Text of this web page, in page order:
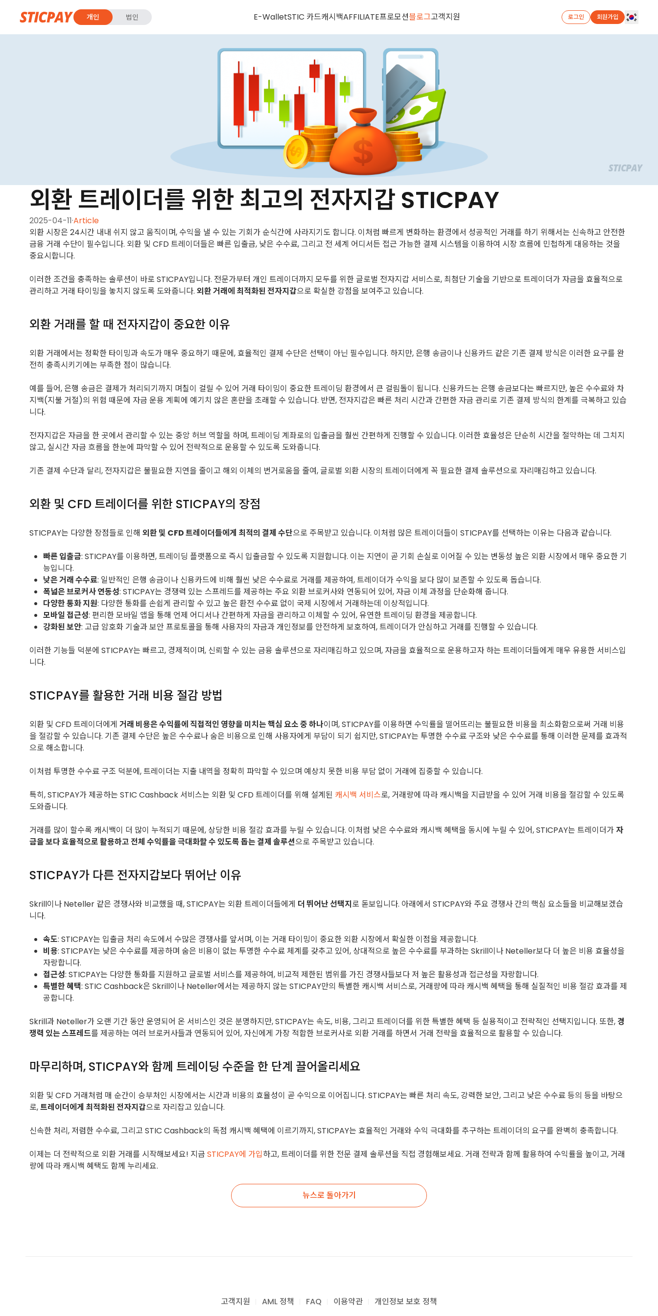
개인 법인 E-WalletSTIC 카드캐시백AFFILIATE프로모션블로그고객지원 로그인 회원가입
외환 트레이더를 위한 최고의 전자지갑 STICPAY
2025-04-11·Article
외환 시장은 24시간 내내 쉬지 않고 움직이며, 수익을 낼 수 있는 기회가 순식간에 사라지기도 합니다. 이처럼 빠르게 변화하는 환경에서 성공적인 거래를 하기 위해서는 신속하고 안전한
금융 거래 수단이 필수입니다. 외환 및 CFD 트레이더들은 빠른 입출금, 낮은 수수료, 그리고 전 세계 어디서든 접근 가능한 결제 시스템을 이용하여 시장 흐름에 민첩하게 대응하는 것을
중요시합니다.
이러한 조건을 충족하는 솔루션이 바로 STICPAY입니다. 전문가부터 개인 트레이더까지 모두를 위한 글로벌 전자지갑 서비스로, 최첨단 기술을 기반으로 트레이더가 자금을 효율적으로
관리하고 거래 타이밍을 놓치지 않도록 도와줍니다. 외환 거래에 최적화된 전자지갑으로 확실한 강점을 보여주고 있습니다.
외환 거래를 할 때 전자지갑이 중요한 이유
외환 거래에서는 정확한 타이밍과 속도가 매우 중요하기 때문에, 효율적인 결제 수단은 선택이 아닌 필수입니다. 하지만, 은행 송금이나 신용카드 같은 기존 결제 방식은 이러한 요구를 완
전히 충족시키기에는 부족한 점이 많습니다.
예를 들어, 은행 송금은 결제가 처리되기까지 며칠이 걸릴 수 있어 거래 타이밍이 중요한 트레이딩 환경에서 큰 걸림돌이 됩니다. 신용카드는 은행 송금보다는 빠르지만, 높은 수수료와 차
지백(지불 거절)의 위험 때문에 자금 운용 계획에 예기치 않은 혼란을 초래할 수 있습니다. 반면, 전자지갑은 빠른 처리 시간과 간편한 자금 관리로 기존 결제 방식의 한계를 극복하고 있습
니다.
전자지갑은 자금을 한 곳에서 관리할 수 있는 중앙 허브 역할을 하며, 트레이딩 계좌로의 입출금을 훨씬 간편하게 진행할 수 있습니다. 이러한 효율성은 단순히 시간을 절약하는 데 그치지
않고, 실시간 자금 흐름을 한눈에 파악할 수 있어 전략적으로 운용할 수 있도록 도와줍니다.
기존 결제 수단과 달리, 전자지갑은 불필요한 지연을 줄이고 해외 이체의 번거로움을 줄여, 글로벌 외환 시장의 트레이더에게 꼭 필요한 결제 솔루션으로 자리매김하고 있습니다.
외환 및 CFD 트레이더를 위한 STICPAY의 장점
STICPAY는 다양한 장점들로 인해 외환 및 CFD 트레이더들에게 최적의 결제 수단으로 주목받고 있습니다. 이처럼 많은 트레이더들이 STICPAY를 선택하는 이유는 다음과 같습니다.
빠른 입출금: STICPAY를 이용하면, 트레이딩 플랫폼으로 즉시 입출금할 수 있도록 지원합니다. 이는 지연이 곧 기회 손실로 이어질 수 있는 변동성 높은 외환 시장에서 매우 중요한 기
능입니다.
낮은 거래 수수료: 일반적인 은행 송금이나 신용카드에 비해 훨씬 낮은 수수료로 거래를 제공하여, 트레이더가 수익을 보다 많이 보존할 수 있도록 돕습니다.
폭넓은 브로커사 연동성: STICPAY는 경쟁력 있는 스프레드를 제공하는 주요 외환 브로커사와 연동되어 있어, 자금 이체 과정을 단순화해 줍니다.
다양한 통화 지원: 다양한 통화를 손쉽게 관리할 수 있고 높은 환전 수수료 없이 국제 시장에서 거래하는데 이상적입니다.
모바일 접근성: 편리한 모바일 앱을 통해 언제 어디서나 간편하게 자금을 관리하고 이체할 수 있어, 유연한 트레이딩 환경을 제공합니다.
강화된 보안: 고급 암호화 기술과 보안 프로토콜을 통해 사용자의 자금과 개인정보를 안전하게 보호하여, 트레이더가 안심하고 거래를 진행할 수 있습니다.
이러한 기능들 덕분에 STICPAY는 빠르고, 경제적이며, 신뢰할 수 있는 금융 솔루션으로 자리매김하고 있으며, 자금을 효율적으로 운용하고자 하는 트레이더들에게 매우 유용한 서비스입
니다.
STICPAY를 활용한 거래 비용 절감 방법
외환 및 CFD 트레이더에게 거래 비용은 수익률에 직접적인 영향을 미치는 핵심 요소 중 하나이며, STICPAY를 이용하면 수익률을 떨어뜨리는 불필요한 비용을 최소화함으로써 거래 비용
을 절감할 수 있습니다. 기존 결제 수단은 높은 수수료나 숨은 비용으로 인해 사용자에게 부담이 되기 쉽지만, STICPAY는 투명한 수수료 구조와 낮은 수수료를 통해 이러한 문제를 효과적
으로 해소합니다.
이처럼 투명한 수수료 구조 덕분에, 트레이더는 지출 내역을 정확히 파악할 수 있으며 예상치 못한 비용 부담 없이 거래에 집중할 수 있습니다.
특히, STICPAY가 제공하는 STIC Cashback 서비스는 외환 및 CFD 트레이더를 위해 설계된 캐시백 서비스로, 거래량에 따라 캐시백을 지급받을 수 있어 거래 비용을 절감할 수 있도록
도와줍니다.
거래를 많이 할수록 캐시백이 더 많이 누적되기 때문에, 상당한 비용 절감 효과를 누릴 수 있습니다. 이처럼 낮은 수수료와 캐시백 혜택을 동시에 누릴 수 있어, STICPAY는 트레이더가 자
금을 보다 효율적으로 활용하고 전체 수익률을 극대화할 수 있도록 돕는 결제 솔루션으로 주목받고 있습니다.
STICPAY가 다른 전자지갑보다 뛰어난 이유
Skrill이나 Neteller 같은 경쟁사와 비교했을 때, STICPAY는 외환 트레이더들에게 더 뛰어난 선택지로 돋보입니다. 아래에서 STICPAY와 주요 경쟁사 간의 핵심 요소들을 비교해보겠습
니다.
속도: STICPAY는 입출금 처리 속도에서 수많은 경쟁사를 앞서며, 이는 거래 타이밍이 중요한 외환 시장에서 확실한 이점을 제공합니다.
비용: STICPAY는 낮은 수수료를 제공하며 숨은 비용이 없는 투명한 수수료 체계를 갖추고 있어, 상대적으로 높은 수수료를 부과하는 Skrill이나 Neteller보다 더 높은 비용 효율성을
자랑합니다.
접근성: STICPAY는 다양한 통화를 지원하고 글로벌 서비스를 제공하여, 비교적 제한된 범위를 가진 경쟁사들보다 저 높은 활용성과 접근성을 자랑합니다.
특별한 혜택: STIC Cashback은 Skrill이나 Neteller에서는 제공하지 않는 STICPAY만의 특별한 캐시백 서비스로, 거래량에 따라 캐시백 혜택을 통해 실질적인 비용 절감 효과를 제
공합니다.
Skrill과 Neteller가 오랜 기간 동안 운영되어 온 서비스인 것은 분명하지만, STICPAY는 속도, 비용, 그리고 트레이더를 위한 특별한 혜택 등 실용적이고 전략적인 선택지입니다. 또한, 경
쟁력 있는 스프레드를 제공하는 여러 브로커사들과 연동되어 있어, 자신에게 가장 적합한 브로커사로 외환 거래를 하면서 거래 전략을 효율적으로 활용할 수 있습니다.
마무리하며, STICPAY와 함께 트레이딩 수준을 한 단계 끌어올리세요
외환 및 CFD 거래처럼 매 순간이 승부처인 시장에서는 시간과 비용의 효율성이 곧 수익으로 이어집니다. STICPAY는 빠른 처리 속도, 강력한 보안, 그리고 낮은 수수료 등의 등을 바탕으
로,트레이더에게 최적화된 전자지갑으로 자리잡고 있습니다.
신속한 처리, 저렴한 수수료, 그리고 STIC Cashback의 독점 캐시백 혜택에 이르기까지, STICPAY는 효율적인 거래와 수익 극대화를 추구하는 트레이더의 요구를 완벽히 충족합니다.
이제는 더 전략적으로 외환 거래를 시작해보세요! 지금 STICPAY에 가입하고, 트레이더를 위한 전문 결제 솔루션을 직접 경험해보세요. 거래 전략과 함께 활용하여 수익률을 높이고, 거래
량에 따라 캐시백 혜택도 함께 누리세요.
뉴스로 돌아가기
고객지원 AML 정책 FAQ 이용약관 개인정보 보호 정책